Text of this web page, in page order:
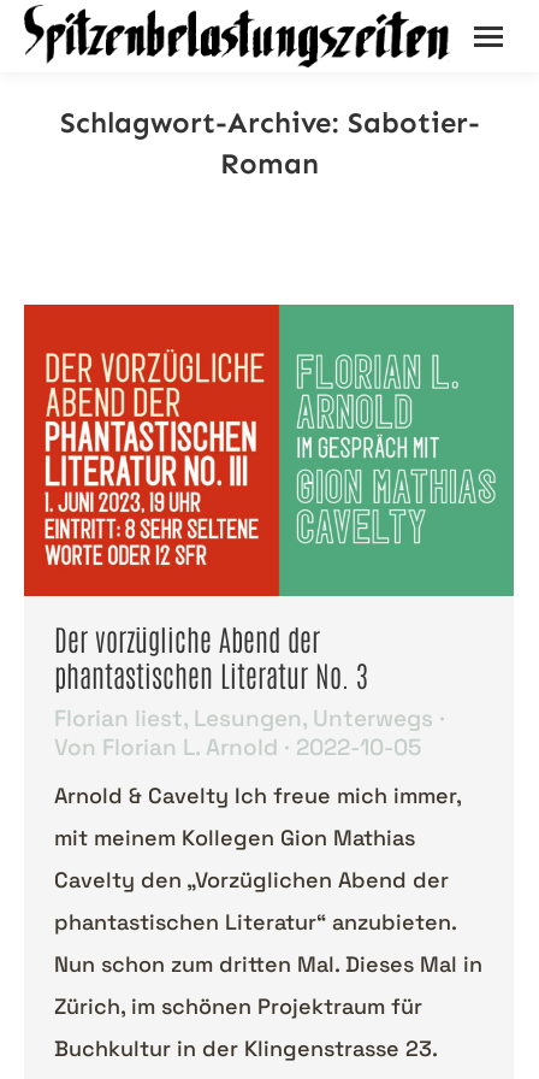
Schlagwort-Archive: Sabotier-
Roman
Der vorzügliche Abend der
phantastischen Literatur No. 3
Florian liest, Lesungen, Unterwegs
Von Florian L. Arnold 2022-10-05
Arnold & Cavelty Ich freue mich immer,
mit meinem Kollegen Gion Mathias
Cavelty den „Vorzüglichen Abend der
phantastischen Literatur“ anzubieten.
Nun schon zum dritten Mal. Dieses Mal in
Zürich, im schönen Projektraum für
Buchkultur in der Klingenstrasse 23.